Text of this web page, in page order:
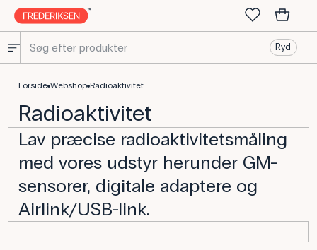
Ryd
Forside Webshop Radioaktivitet
Radioaktivitet
Lav præcise radioaktivitetsmåling
med vores udstyr herunder GM-
sensorer, digitale adaptere og
Airlink/USB-link.